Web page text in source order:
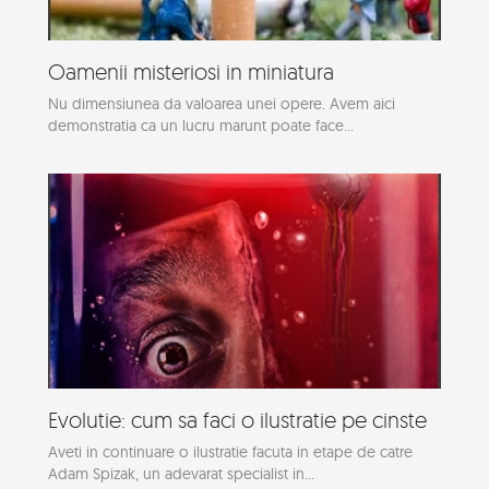
Oamenii misteriosi in miniatura
Nu dimensiunea da valoarea unei opere. Avem aici
demonstratia ca un lucru marunt poate face...
Evolutie: cum sa faci o ilustratie pe cinste
Aveti in continuare o ilustratie facuta in etape de catre
Adam Spizak, un adevarat specialist in...